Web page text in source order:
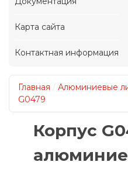
Карта сайта
Контактная информация
Главная Алюминиевые
G0479
Корпус